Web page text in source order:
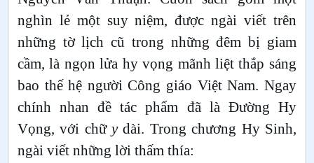
nghìn lẻ một suy niệm, được ngài viết trên
những tờ lịch cũ trong những đêm bị giam
cầm, là ngọn lửa hy vọng mãnh liệt thắp sáng
bao thế hệ người Công giáo Việt Nam. Ngay
chính nhan đề tác phẩm đã là Đường Hy
Vọng, với chữydài. Trong chương Hy Sinh,
ngài viết những lời thấm thía: